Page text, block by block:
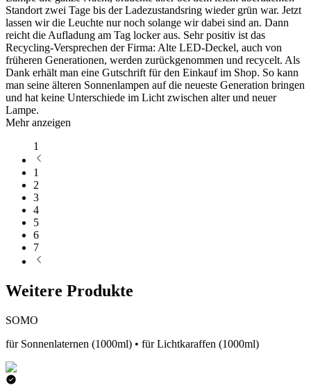
Standort zwei Tage bis der Ladezustandsring wieder grün war. Jetzt
lassen wir die Leuchte nur noch solange wir dabei sind an. Dann
reicht die Aufladung am Tag locker aus. Sehr positiv ist das
Recycling-Versprechen der Firma: Alte LED-Deckel, auch von
früheren Generationen, werden zurückgenommen und recycelt. Als
Dank erhält man eine Gutschrift für den Einkauf im Shop. So kann
man seine älteren Sonnenlampen auf die neueste Generation bringen
und hat keine Unterschiede im Licht zwischen alter und neuer
Lampe.
Mehr anzeigen
1
1
2
3
4
5
6
7
Weitere Produkte
SOMO
für Sonnenlaternen (1000ml) • für Lichtkaraffen (1000ml)